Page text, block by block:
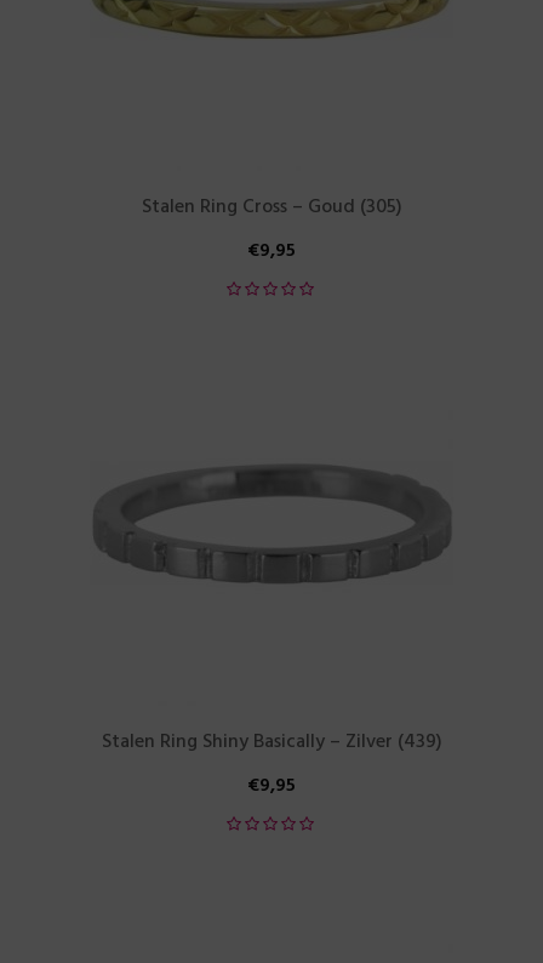
Stalen Ring Cross – Goud (305)
€9,95
Stalen Ring Shiny Basically – Zilver (439)
€9,95